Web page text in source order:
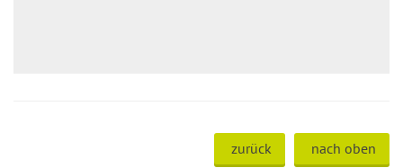
zurück nach oben